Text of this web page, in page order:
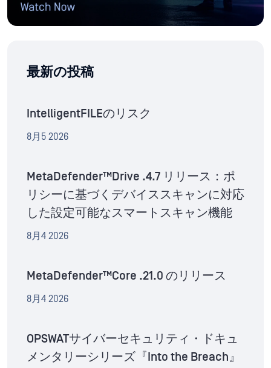
最新の投稿
IntelligentFILEのリスク
8月5 2026
MetaDefender™Drive .4.7 リリース：ポ
リシーに基づくデバイススキャンに対応
した設定可能なスマートスキャン機能
8月4 2026
MetaDefender™Core .21.0 のリリース
8月4 2026
OPSWATサイバーセキュリティ・ドキュ
メンタリーシリーズ『Into the Breach』